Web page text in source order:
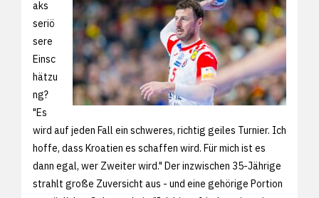
aks
seriö
sere
Einsc
hätzu
ng?
"Es
wird auf jeden Fall ein schweres, richtig geiles Turnier. Ich
hoffe, dass Kroatien es schaffen wird. Für mich ist es
dann egal, wer Zweiter wird." Der inzwischen 35-Jährige
strahlt große Zuversicht aus - und eine gehörige Portion